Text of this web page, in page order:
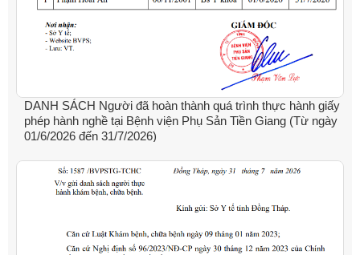
DANH SÁCH Người đã hoàn thành quá trình thực hành giấy
phép hành nghề tại Bệnh viện Phụ Sản Tiền Giang (Từ ngày
01/6/2026 đến 31/7/2026)